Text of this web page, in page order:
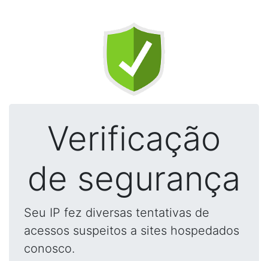
Verificação
de segurança
Seu IP fez diversas tentativas de
acessos suspeitos a sites hospedados
conosco.